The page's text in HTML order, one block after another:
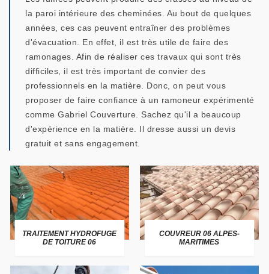
la paroi intérieure des cheminées. Au bout de quelques
années, ces cas peuvent entraîner des problèmes
d'évacuation. En effet, il est très utile de faire des
ramonages. Afin de réaliser ces travaux qui sont très
difficiles, il est très important de convier des
professionnels en la matière. Donc, on peut vous
proposer de faire confiance à un ramoneur expérimenté
comme Gabriel Couverture. Sachez qu'il a beaucoup
d'expérience en la matière. Il dresse aussi un devis
gratuit et sans engagement.
TRAITEMENT HYDROFUGE
DE TOITURE 06
COUVREUR 06 ALPES-
MARITIMES